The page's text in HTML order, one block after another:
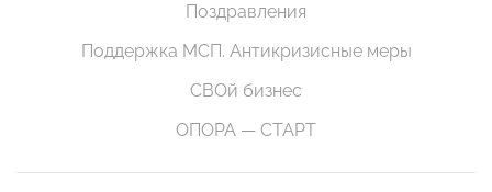
Поздравления
Поддержка МСП. Антикризисные меры
СВОй бизнес
ОПОРА — СТАРТ